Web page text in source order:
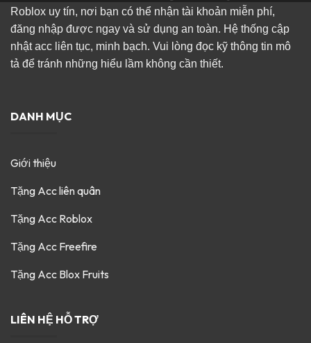
Roblox uy tín, nơi bạn có thể nhận tài khoản miễn phí,
đăng nhập được ngay và sử dụng an toàn. Hệ thống cập
nhật acc liên tục, minh bạch. Vui lòng đọc kỹ thông tin mô
tả để tránh những hiểu lầm không cần thiết.
DANH MỤC
Giới thiệu
Tặng Acc liên quân
Tặng Acc Roblox
Tặng Acc Freefire
Tặng Acc Blox Fruits
LIÊN HỆ HỖ TRỢ